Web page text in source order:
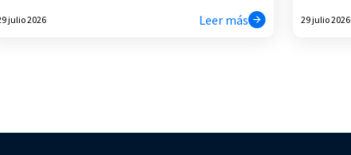
julio 2026 Leer más 29 julio 2026